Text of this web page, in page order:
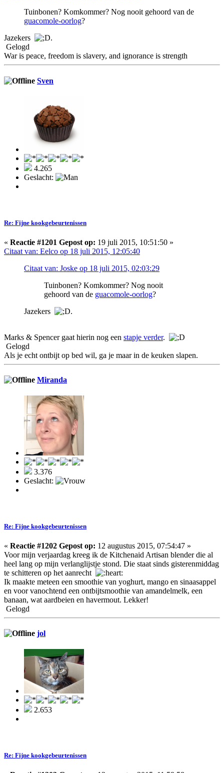
Tuinbonen? Komkommer? Nog nooit gehoord van de
guacomole-oorlog?
Jazekers
.
Gelogd
War is peace, freedom is slavery, and ignorance is strength
Sven
4.265
Geslacht:
Re: Fijne kookgebeurtenissen
« Reactie #1201 Gepost op: 19 juli 2015, 10:51:50 »
Citaat van: Eelco op 18 juli 2015, 12:05:40
Citaat van: Joske op 18 juli 2015, 02:03:29
Tuinbonen? Komkommer? Nog nooit
gehoord van de guacomole-oorlog?
Jazekers
.
Marks & Spencer gaat hierin nog een stapje verder.
Gelogd
Als je echt ontbijt op bed wil, ga je maar in de keuken slapen.
Miranda
3.376
Geslacht:
Re: Fijne kookgebeurtenissen
« Reactie #1202 Gepost op: 12 augustus 2015, 07:54:47 »
Voor mijn verjaardag kreeg ik de Kitchenaid Artisan blender die al
heel lang op mijn verlanglijstje stond. Die staat sinds gisterenmiddag
te schitteren op het aanrecht
Ik maakte meteen een smoothie van yoghurt, mango en sinaasappel
en voor vanochtend een ontbijtsmoothie van amandelmelk, een
banaan, wat aardbeien en havermout. Lekker!
Gelogd
jol
2.653
Re: Fijne kookgebeurtenissen